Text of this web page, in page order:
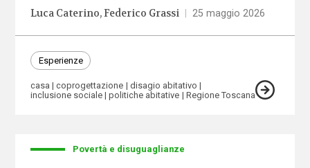
Luca Caterino Federico Grassi 25 maggio 2026
Esperienze
casa coprogettazione
disagio abitativo
inclusione sociale
politiche abitative Regione Toscana
Povertà e disuguaglianze